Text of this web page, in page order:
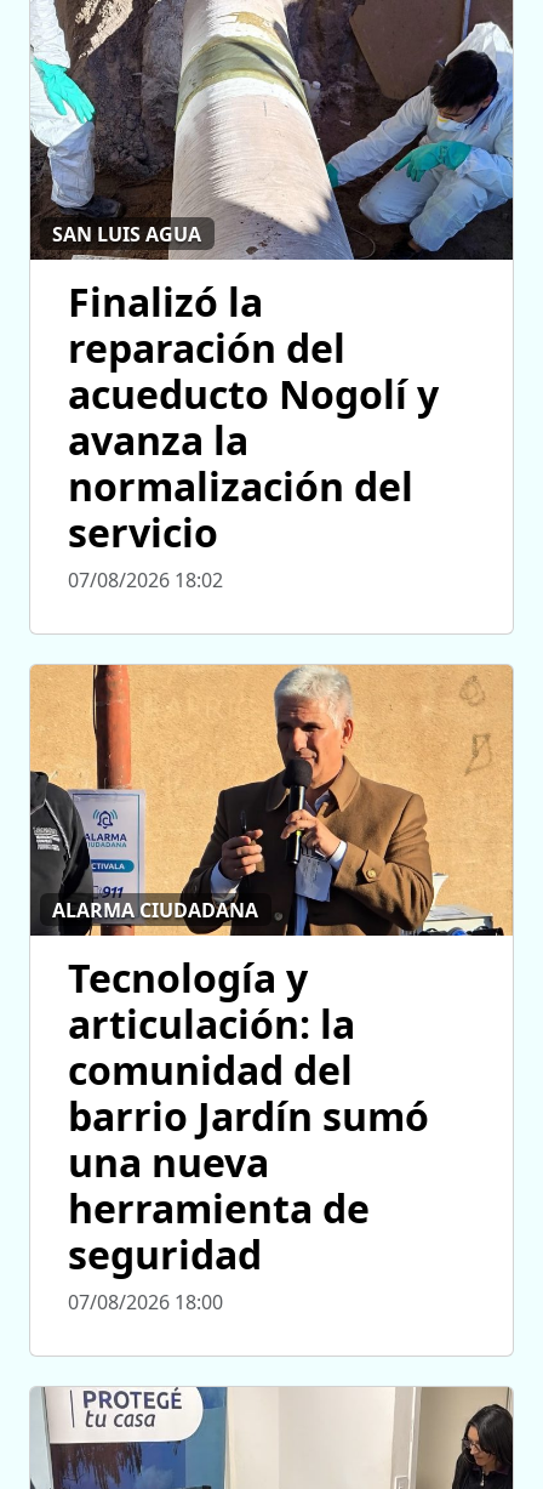
SAN LUIS AGUA
Finalizó la
reparación del
acueducto Nogolí y
avanza la
normalización del
servicio
07/08/2026 18:02
ALARMA CIUDADANA
Tecnología y
articulación: la
comunidad del
barrio Jardín sumó
una nueva
herramienta de
seguridad
07/08/2026 18:00